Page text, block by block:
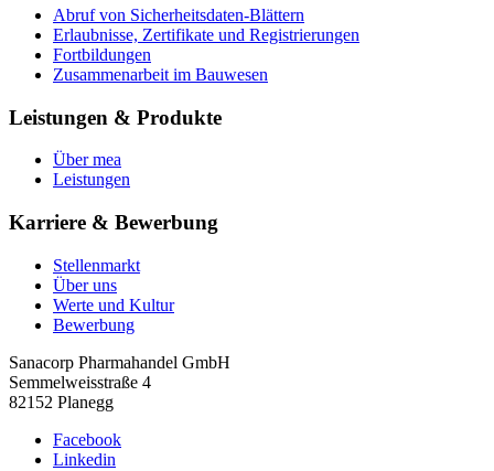
Abruf von Sicherheitsdaten-Blättern
Erlaubnisse, Zertifikate und Registrierungen
Fortbildungen
Zusammenarbeit im Bauwesen
Leistungen & Produkte
Über mea
Leistungen
Karriere & Bewerbung
Stellenmarkt
Über uns
Werte und Kultur
Bewerbung
Sanacorp Pharmahandel GmbH
Semmelweisstraße 4
82152 Planegg
Facebook
Linkedin